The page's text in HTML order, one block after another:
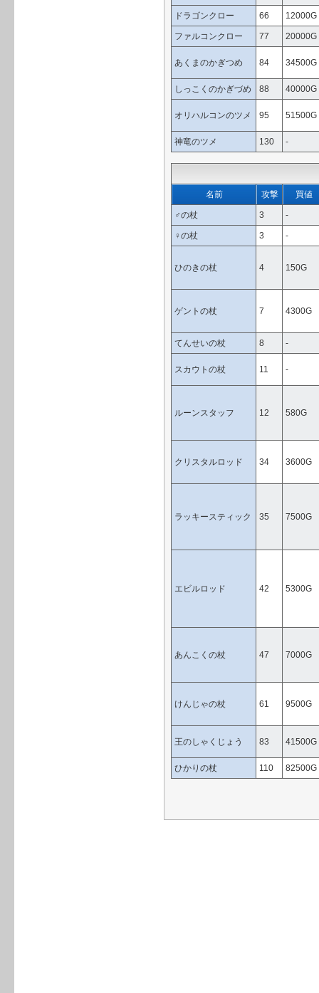
ドラゴンクロー 66 12000G
ファルコンクロー 77 20000G
あくまのかぎつめ 84 34500G
しっこくのかぎづめ 88 40000G
オリハルコンのツメ 95 51500G
神竜のツメ 130 -
名前 攻撃 買値
♂の杖 3 -
♀の杖 3 -
ひのきの杖 4 150G
ゲントの杖 7 4300G
てんせいの杖 8 -
スカウトの杖 11 -
ルーンスタッフ 12 580G
クリスタルロッド 34 3600G
ラッキースティック 35 7500G
エビルロッド 42 5300G
あんこくの杖 47 7000G
けんじゃの杖 61 9500G
王のしゃくじょう 83 41500G
ひかりの杖 110 82500G